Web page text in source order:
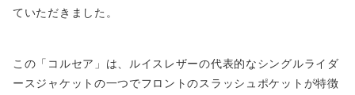
ていただきました。
この「コルセア」は、ルイスレザーの代表的なシングルライダ
ースジャケットの一つでフロントのスラッシュポケットが特徴